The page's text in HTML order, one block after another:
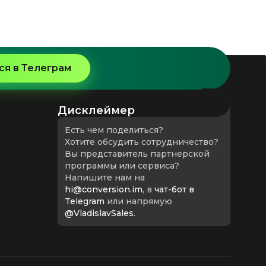
в Телеграм
Дисклеймер
Есть чем поделиться?
Хотите обсудить сотрудничество?
Вы представитель партнерской
программы или сервиса?
Напишите нам на
hi@conversion.im, в чат-бот в
Telegram или напрямую
@VladislavSales.